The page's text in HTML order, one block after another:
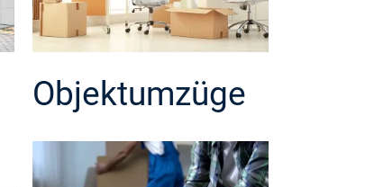
Objektumzüge